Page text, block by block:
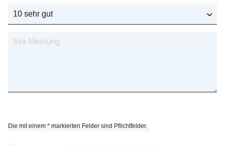
Die mit einem * markierten Felder sind Pflichtfelder.